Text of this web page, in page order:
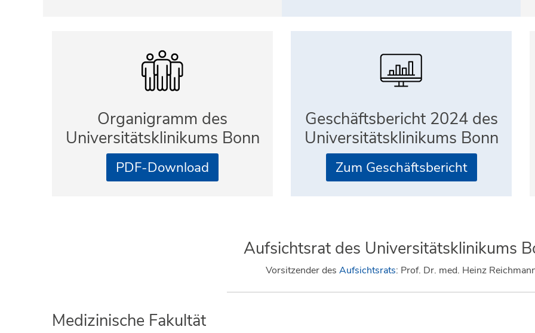
Organigramm des
Universitätsklinikums Bonn
PDF-Download
Geschäftsbericht 2024 des
Universitätsklinikums Bonn
Zum Geschäftsbericht
Aufsichtsrat des Universitätsklinikums
Vorsitzender des Aufsichtsrats: Prof. Dr. med. Heinz
Medizinische Fakultät